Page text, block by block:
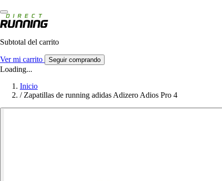
Subtotal del carrito
Ver mi carrito Seguir comprando
Loading...
Inicio
/ Zapatillas de running adidas Adizero Adios Pro 4